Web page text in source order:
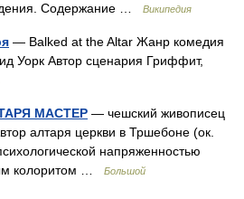
Содержание …
Википедия
— Balked at the Altar Жанр комедия
Уорк Автор сценария Гриффит,
МАСТЕР — чешский живописец
алтаря церкви в Тршебоне (ок.
напряженностью
колоритом …
Большой